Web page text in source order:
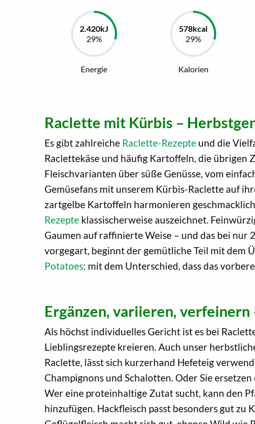
Energie Kalorien
Raclette mit Kürbis –
Es gibt zahlreiche Raclette-Rezepte und die
Raclettekäse und häufig Kartoffeln, die übrigen
Fleischvarianten über süße Genüsse, vom
Gemüsefans mit unserem Kürbis-Raclette auf
zartgelbe Kartoffeln harmonieren
Rezepte klassischerweise auszeichnet.
Gaumen auf raffinierte Weise – und das bei
vorgegart, beginnt der gemütliche Teil mit dem
Potatoes: mit dem Unterschied, dass das
Ergänzen, variieren,
Als höchst individuelles Gericht ist es bei
Lieblingsrezepte kreieren. Auch unser
Raclette, lässt sich kurzerhand Hefeteig
Champignons und Schalotten. Oder Sie
Wer eine proteinhaltige Zutat sucht, kann den
hinzufügen. Hackfleisch passt besonders gut zu